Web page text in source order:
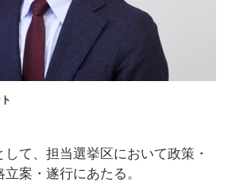
て、担当選挙区において政策・
案・遂行にあたる。